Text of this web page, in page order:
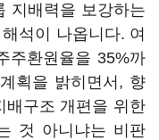
지배력을 보강하는
석이 나옵니다. 여
주환원율을 35%까
획을 밝히면서, 향
배구조 개편을 위한
것 아니냐는 비판